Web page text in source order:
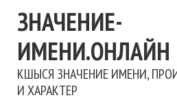
ЗНАЧЕНИЕ-
ИМЕНИ.ОНЛАЙН
КШЫСЯ ЗНАЧЕНИЕ ИМЕНИ,
И ХАРАКТЕР